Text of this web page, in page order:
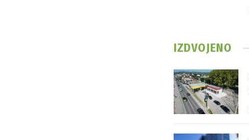
IZDVOJENO